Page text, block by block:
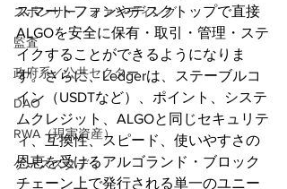
スポンサー／ファンディング
監査
政府系／公共セクター
DAO
RWA（現実資産）
ケーススタディ
スマートフォンやデスクトップで直接
ALGOを安全に保有・取引・管理・ステ
イクすることができるようになりま
す。さらに、Ledgerは、ステーブルコ
イン（USDTなど）、ポイント、システ
ムクレジット、ALGOと同じセキュリテ
ィ、互換性、スピード、使いやすさの
恩恵を受けるアルゴランド・ブロック
チェーン上で発行される単一のユニー